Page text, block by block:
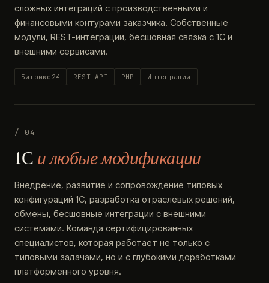
сложных интеграций с производственными и
финансовыми контурами заказчика. Собственные
модули, REST-интеграции, бесшовная связка с 1С и
внешними сервисами.
Битрикс24 REST API PHP Интеграции
/ 04
1С и любые модификации
Внедрение, развитие и сопровождение типовых
конфигураций 1С, разработка отраслевых решений,
обмены, бесшовные интеграции с внешними
системами. Команда сертифицированных
специалистов, которая работает не только с
типовыми задачами, но и с глубокими доработками
платформенного уровня.